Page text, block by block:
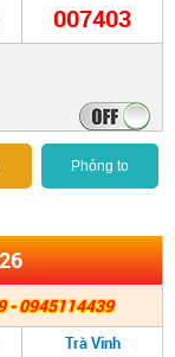
007403
Phóng to
- 0945114439
Trà Vinh